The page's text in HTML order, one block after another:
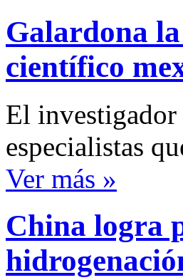
Galardona
científico
El investigador
especialistas
Ver más »
China logra